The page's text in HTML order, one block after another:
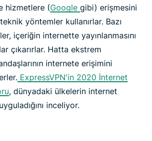
hizmetlere (Google gibi) erişmesini
yöntemler kullanırlar. Bazı
içeriğin internette yayınlanmasını
çıkarırlar. Hatta ekstrem
internete erişimini
ExpressVPN'in 2020 İnternet
, dünyadaki ülkelerin internet
inceliyor.